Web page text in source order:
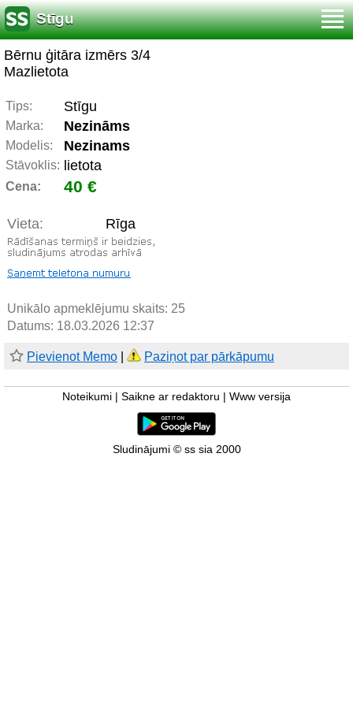
Stīgu
Bērnu ģitāra izmērs 3/4
Mazlietota
Tips: Stīgu
Marka: Nezināms
Modelis: Nezinams
Stāvoklis: lietota
Cena: 40 €
Vieta: Rīga
Unikālo apmeklējumu skaits: 25
Datums: 18.03.2026 12:37
Pievienot Memo Paziņot par pārkāpumu
Noteikumi Saikne ar redaktoru Www versija
Sludinājumi © ss sia 2000